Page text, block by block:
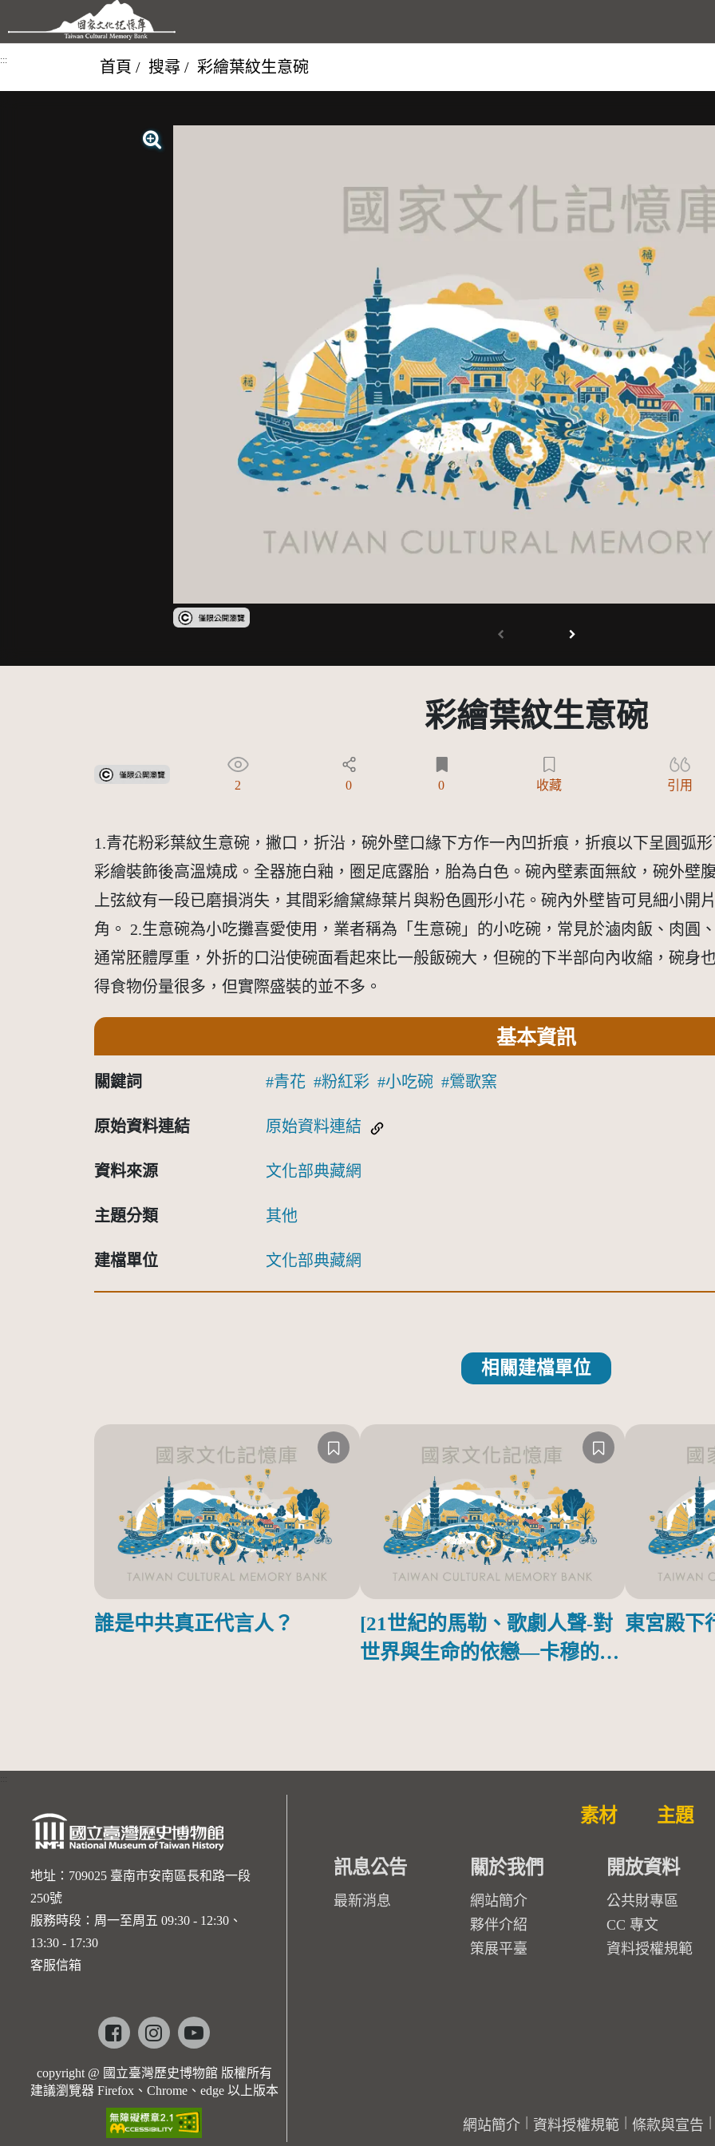
跳到主要內容區塊
::: 首頁 搜尋 彩繪葉紋生意碗
受著作權法保護-僅限於本平台有限度公開瀏覽
彩繪葉紋生意碗
受著作權法保護-僅限於本平台有限度公開瀏覽
2 0 0 收藏 引用
1.青花粉彩葉紋生意碗，撇口，折沿，碗外壁口緣下方作一內凹折痕，折痕以下呈圓弧
彩繪裝飾後高溫燒成。全器施白釉，圈足底露胎，胎為白色。碗內壁素面無紋，碗外壁
上弦紋有一段已磨損消失，其間彩繪黛綠葉片與粉色圓形小花。碗內外壁皆可見細小開
角。 2.生意碗為小吃攤喜愛使用，業者稱為「生意碗」的小吃碗，常見於滷肉飯、肉圓
通常胚體厚重，外折的口沿使碗面看起來比一般飯碗大，但碗的下半部向內收縮，碗身
得食物份量很多，但實際盛裝的並不多。
基本資訊
關鍵詞 青花 粉紅彩 小吃碗 鶯歌窯
原始資料連結 原始資料連結
資料來源 文化部典藏網
主題分類 其他
建檔單位 文化部典藏網
相關建檔單位
誰是中共真正代言人？
[21世紀的馬勒、歌劇人聲-對
世界與生命的依戀—卡穆的馬
東宮殿下
地址：709025 臺南市安南區長和路一段
250號
服務時段：周一至周五 09:30 - 12:30、
13:30 - 17:30
客服信箱
Facebookinstagramyoutube
copyright @ 國立臺灣歷史博物館 版權所有
建議瀏覽器 Firefox、Chrome、edge 以上版本
素材 主題
訊息公告
最新消息
關於我們
網站簡介
夥伴介紹
策展平臺
開放資料
公共財專區
CC 專文
資料授權規範
網站簡介 資料授權規範 條款與宣告